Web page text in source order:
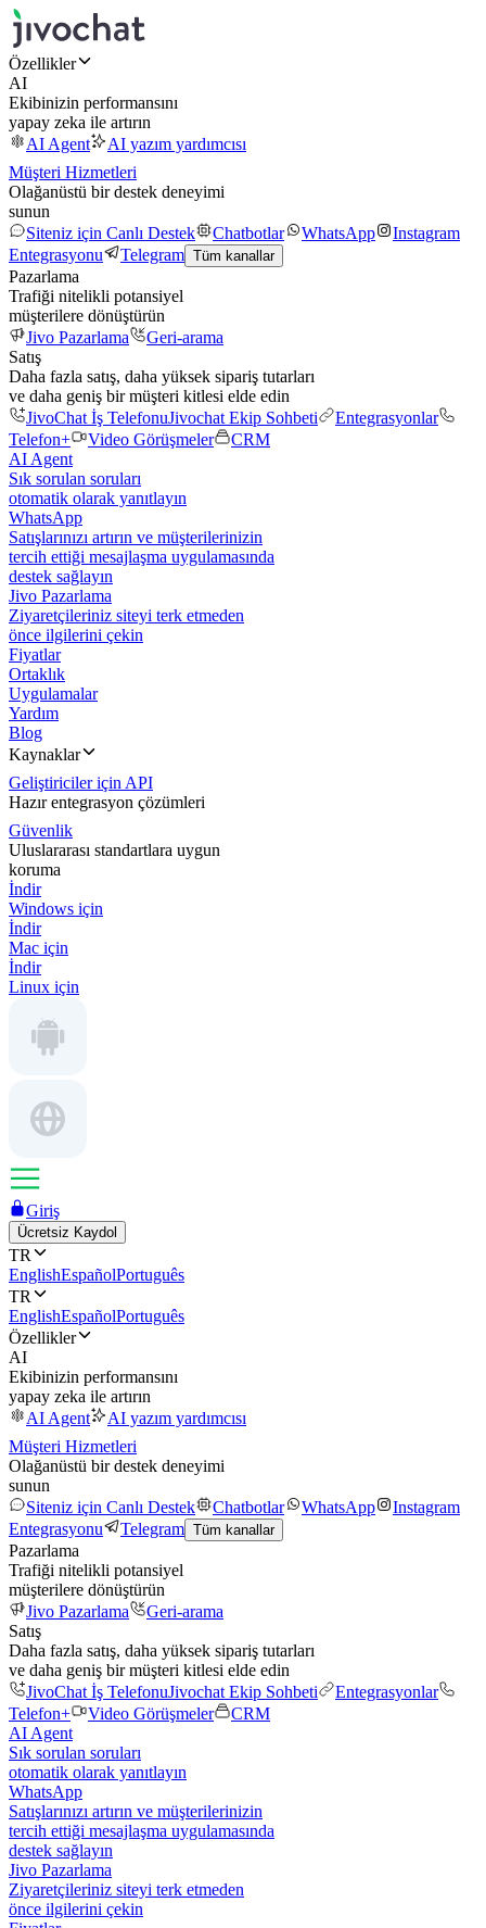
Özellikler
AI
Ekibinizin performansını
yapay zeka ile artırın
AI Agent
AI yazım yardımcısı
Müşteri Hizmetleri
Olağanüstü bir destek deneyimi
sunun
Siteniz için Canlı Destek
Chatbotlar WhatsApp
Instagram
Entegrasyonu
Telegram Tüm kanallar
Pazarlama
Trafiği nitelikli potansiyel
müşterilere dönüştürün
Jivo Pazarlama
Geri-arama
Satış
Daha fazla satış, daha yüksek sipariş tutarları
ve daha geniş bir müşteri kitlesi elde edin
JivoChat İş TelefonuJivochat Ekip Sohbeti
Entegrasyonlar
Telefon+
Video Görüşmeler
CRM
AI Agent
Sık sorulan soruları
otomatik olarak yanıtlayın
WhatsApp
Satışlarınızı artırın ve müşterilerinizin
tercih ettiği mesajlaşma uygulamasında
destek sağlayın
Jivo Pazarlama
Ziyaretçileriniz siteyi terk etmeden
önce ilgilerini çekin
Fiyatlar
Ortaklık
Uygulamalar
Yardım
Blog
Kaynaklar
Geliştiriciler için API
Hazır entegrasyon çözümleri
Güvenlik
Uluslararası standartlara uygun
koruma
İndir
Windows için
İndir
Mac için
İndir
Linux için
Giriş
Ücretsiz Kaydol
TR
EnglishEspañolPortuguês
TR
EnglishEspañolPortuguês
Özellikler
AI
Ekibinizin performansını
yapay zeka ile artırın
AI Agent
AI yazım yardımcısı
Müşteri Hizmetleri
Olağanüstü bir destek deneyimi
sunun
Siteniz için Canlı Destek
Chatbotlar WhatsApp
Instagram
Entegrasyonu
Telegram Tüm kanallar
Pazarlama
Trafiği nitelikli potansiyel
müşterilere dönüştürün
Jivo Pazarlama
Geri-arama
Satış
Daha fazla satış, daha yüksek sipariş tutarları
ve daha geniş bir müşteri kitlesi elde edin
JivoChat İş TelefonuJivochat Ekip Sohbeti
Entegrasyonlar
Telefon+
Video Görüşmeler
CRM
AI Agent
Sık sorulan soruları
otomatik olarak yanıtlayın
WhatsApp
Satışlarınızı artırın ve müşterilerinizin
tercih ettiği mesajlaşma uygulamasında
destek sağlayın
Jivo Pazarlama
Ziyaretçileriniz siteyi terk etmeden
önce ilgilerini çekin